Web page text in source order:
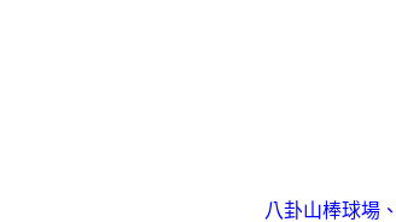
八卦山棒球場